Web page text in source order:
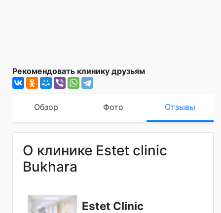
Рекомендовать клинику друзьям
Обзор Фото Отзывы
О клинике Estet clinic
Bukhara
Estet Clinic